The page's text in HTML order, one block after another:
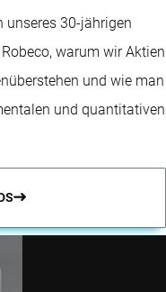
unseres 30-jährigen
warum wir Aktien
und wie man
und quantitativen